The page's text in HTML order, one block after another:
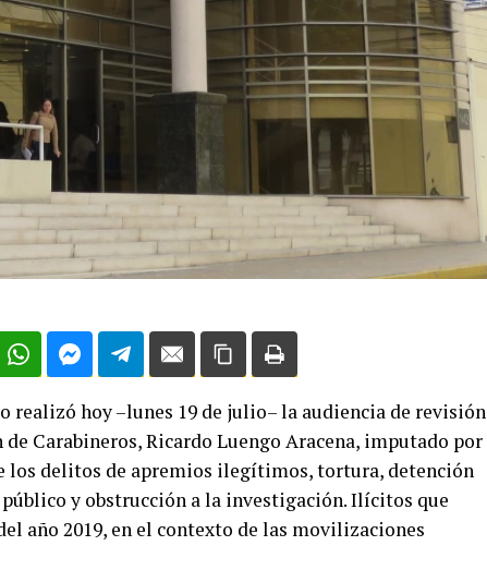
realizó hoy –lunes 19 de julio– la audiencia de revisión
Carabineros, Ricardo Luengo Aracena, imputado por
los delitos de apremios ilegítimos, tortura, detención
y obstrucción a la investigación. Ilícitos que
año 2019, en el contexto de las movilizaciones